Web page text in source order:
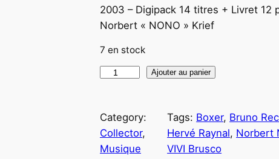
2003 – Digipack 14 titres + Livret 12
Norbert « NONO » Krief
7 en stock
n
t
i
Ajouter au panier
Category:
Collector
Musique
Tags: Boxer, Bruno
Hervé Raynal, Norbert
VIVI Brusco